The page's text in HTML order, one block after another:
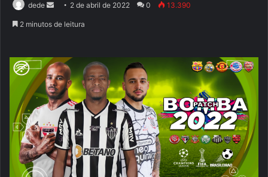
dede
Mande2 de abril de 2022 0 13.390
2 minutos de leitura